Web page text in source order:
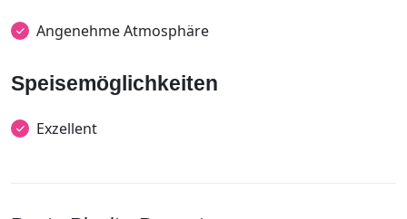
Angenehme Atmosphäre
Speisemöglichkeiten
Exzellent